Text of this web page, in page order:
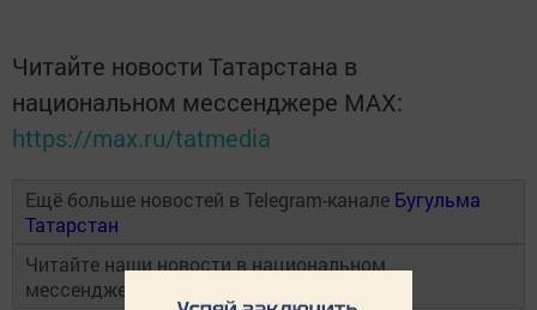
Читайте новости Татарстана в
национальном мессенджере MАХ:
https://max.ru/tatmedia
Ещё больше новостей в Telegram-канале Бугульма
Татарстан
Читайте наши новости в национальном
мессенджере